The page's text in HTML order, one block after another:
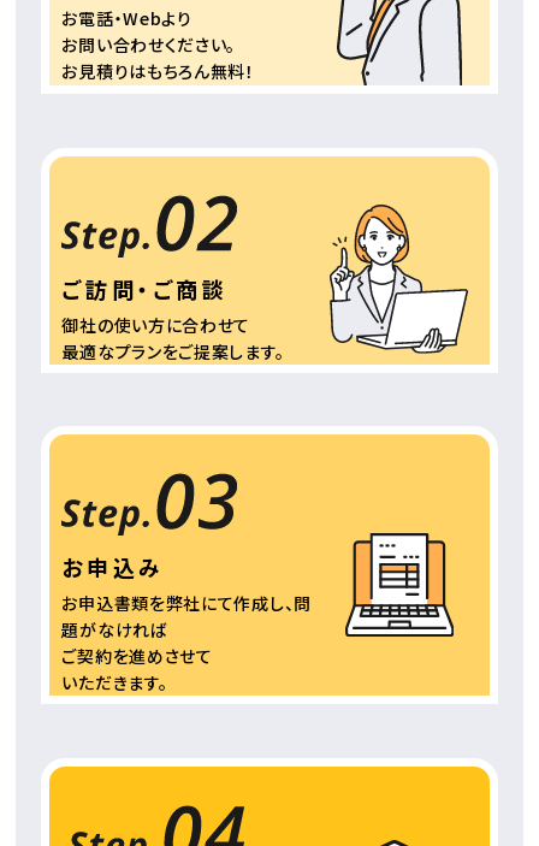
お電話・Webより
お問い合わせください。
お見積りはもちろん無料！
ご訪問・ご商談
御社の使い方に合わせて
最適なプランをご提案します。
お申込み
お申込書類を弊社にて作成し、問
題がなければ
ご契約を進めさせて
いただきます。